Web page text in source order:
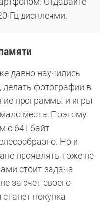
Гц дисплеями.
давно научились
делать фотографии в
программы и игры
места. Поэтому
с 64 Гбайт
Но и
проявлять тоже не
стоит задача
за счет своего
покупка